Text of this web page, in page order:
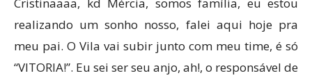
Cristinaaaa, kd Mércia, somos família, eu estou
realizando um sonho nosso, falei aqui hoje pra
meu pai. O Vila vai subir junto com meu time, é só
“VITORIA!”. Eu sei ser seu anjo, ah!, o responsável de